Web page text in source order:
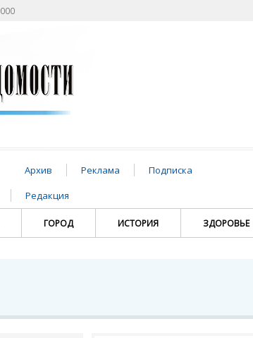
Архив Реклама
Подписка
Редакция
ГОРОД ИСТОРИЯ ЗДОРОВЬЕ